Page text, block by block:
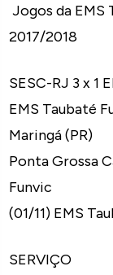
Jogos da EMS
2017/2018
SESC-RJ 3 x 1
EMS Taubaté
Maringá (PR)
Ponta Grossa
Funvic
(01/11) EMS
SERVIÇO